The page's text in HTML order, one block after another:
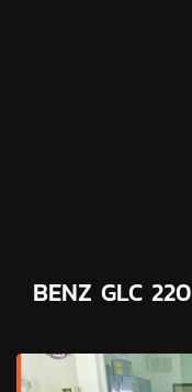
BENZ GLC 220